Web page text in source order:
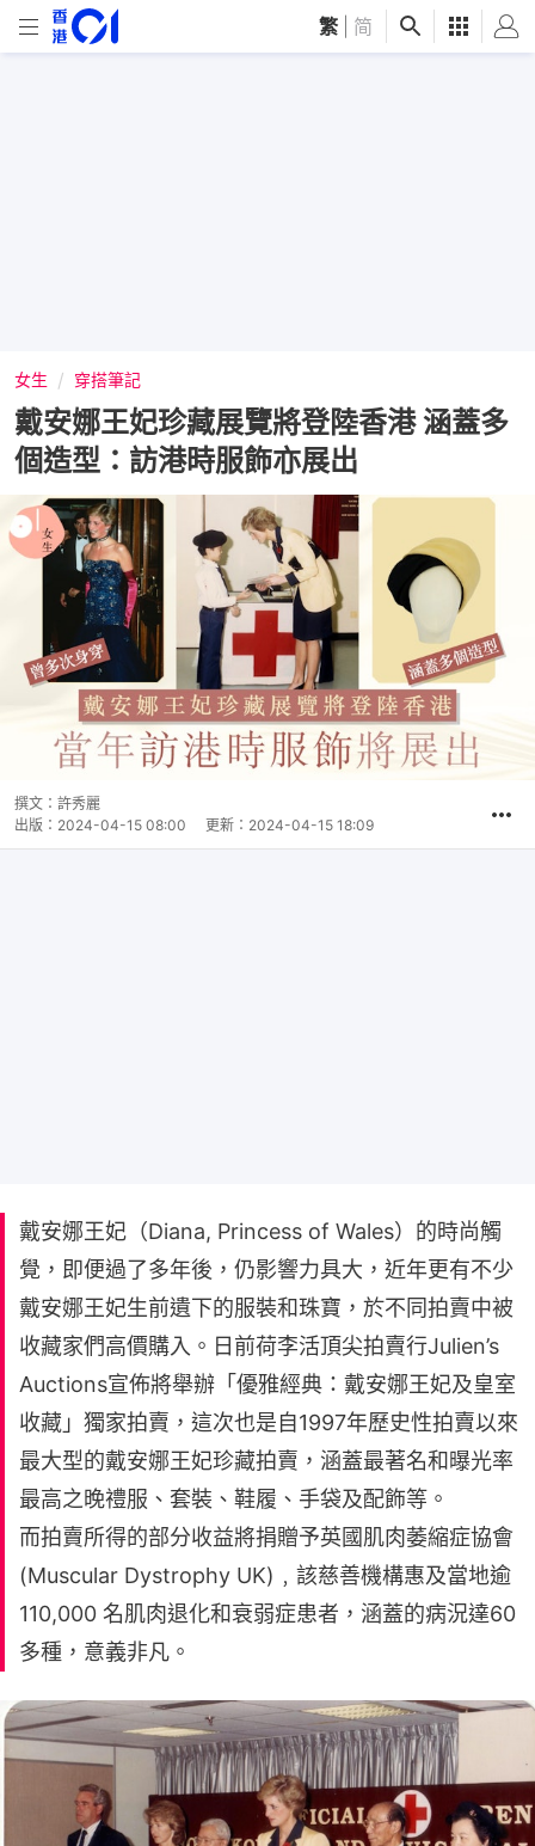
繁 简
女生 穿搭筆記
戴安娜王妃珍藏展覽將登陸香港 涵蓋多
個造型：訪港時服飾亦展出
撰文： 許秀麗
出版： 2024-04-15 08:00 更新： 2024-04-15 18:09
戴安娜王妃（Diana, Princess of Wales）的時尚觸
覺，即便過了多年後，仍影響力具大，近年更有不少
戴安娜王妃生前遺下的服裝和珠寶，於不同拍賣中被
收藏家們高價購入。日前荷李活頂尖拍賣行Julien’s
Auctions宣佈將舉辦「優雅經典：戴安娜王妃及皇室
收藏」獨家拍賣，這次也是自1997年歷史性拍賣以來
最大型的戴安娜王妃珍藏拍賣，涵蓋最著名和曝光率
最高之晚禮服、套裝、鞋履、手袋及配飾等。
而拍賣所得的部分收益將捐贈予英國肌肉萎縮症協會
(Muscular Dystrophy UK)﹐該慈善機構惠及當地逾
110,000 名肌肉退化和衰弱症患者，涵蓋的病況達60
多種，意義非凡。